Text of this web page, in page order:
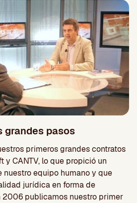
grandes pasos
primeros grandes contratos
y CANTV, lo que propició un
nuestro equipo humano y que
jurídica en forma de
2006 publicamos nuestro primer